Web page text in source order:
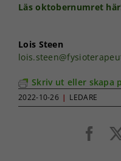
Läs oktobernumret
Lois Steen
Skriv ut eller skapa
2022-10-26 | LEDARE